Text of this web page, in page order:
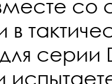
со
серии